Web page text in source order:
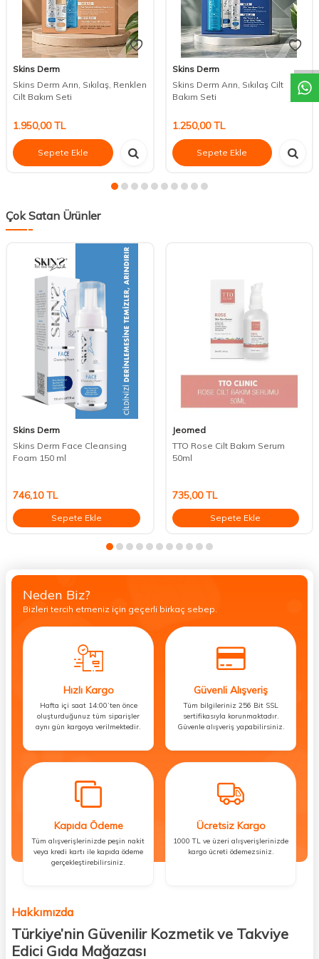
DESTEK
Skins Derm
Skins Derm Arın, Sıkılaş, Renklen
Cilt Bakım Seti
1.950,00TL
Sepete Ekle
Skins Derm
Skins Derm Arın, Sıkılaş Cilt
Bakım Seti
1.250,00TL
Sepete Ekle
Çok Satan Ürünler
Skins Derm
Skins Derm Face Cleansing
Foam 150 ml
746,10TL
Sepete Ekle
Jeomed
TTO Rose Cilt Bakım Serum
50ml
735,00TL
Sepete Ekle
Neden Biz?
Bizleri tercih etmeniz için geçerli birkaç sebep.
Hızlı Kargo
Hafta içi saat 14:00’ten önce
oluşturduğunuz tüm siparişler
aynı gün kargoya verilmektedir.
Güvenli Alışveriş
Tüm bilgileriniz 256 Bit SSL
sertifikasıyla korunmaktadır.
Güvenle alışveriş yapabilirsiniz.
Kapıda Ödeme
Tüm alışverişlerinizde peşin nakit
veya kredi kartı ile kapıda ödeme
gerçekleştirebilirsiniz.
Ücretsiz Kargo
1000 TL ve üzeri alışverişlerinizde
kargo ücreti ödemezsiniz.
Hakkımızda
Türkiye’nin Güvenilir Kozmetik ve Takviye
Edici Gıda Mağazası